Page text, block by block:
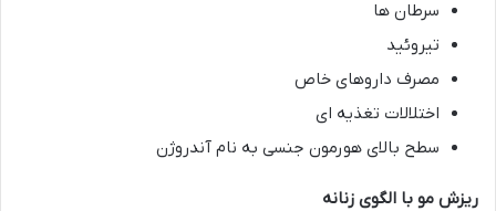
سرطان ها
تیروئید
مصرف داروهای خاص
اختلالات تغذیه ای
سطح بالای هورمون جنسی به نام آندروژن
ریزش مو با الگوی زنانه